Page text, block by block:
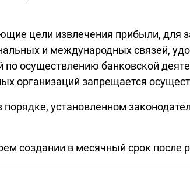
цели извлечения прибыли, для
и международных связей,
осуществлению банковской
организаций запрещается
установленном
создании в месячный срок после